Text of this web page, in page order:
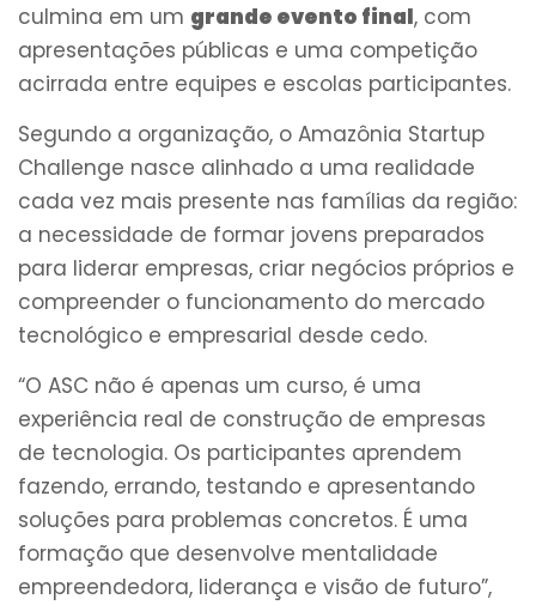
culmina em um grande evento final, com
apresentações públicas e uma competição
acirrada entre equipes e escolas participantes.
Segundo a organização, o Amazônia Startup
Challenge nasce alinhado a uma realidade
cada vez mais presente nas famílias da região:
a necessidade de formar jovens preparados
para liderar empresas, criar negócios próprios e
compreender o funcionamento do mercado
tecnológico e empresarial desde cedo.
“O ASC não é apenas um curso, é uma
experiência real de construção de empresas
de tecnologia. Os participantes aprendem
fazendo, errando, testando e apresentando
soluções para problemas concretos. É uma
formação que desenvolve mentalidade
empreendedora, liderança e visão de futuro”,